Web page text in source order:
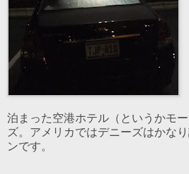
泊まった空港ホテル（というかモ
ズ。アメリカではデニーズはかな
ンです。